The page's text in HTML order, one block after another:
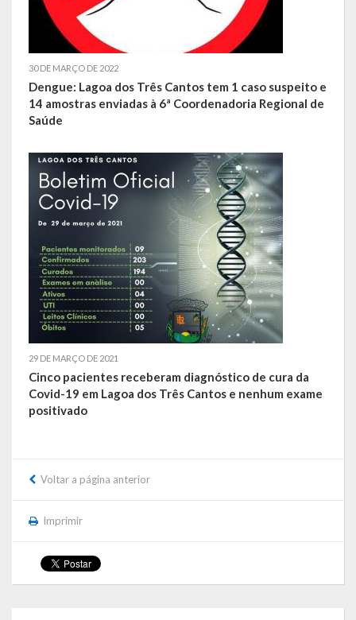
A História da Comunidade Católica Nossa Senhora da Assunção
de Linha Glória
A História da Comunidade Católica São José de Linha Ojeriza
Pontos Turísticos
Gastronomia
Hospedagem
Calendário de Eventos
Galeria de Soberanas
Galeria de Vereadores
Galeria de Fotos
Programas
Covid 19
Planos
SIAFIC
30 DE MARÇO DE 2022
Dengue: Lagoa dos Três Cantos tem 1 caso suspeito e
14 amostras enviadas à 6ª Coordenadoria Regional de
Saúde
29 DE MARÇO DE 2021
Cinco pacientes receberam diagnóstico de cura da
Covid-19 em Lagoa dos Três Cantos e nenhum exame
positivado
Voltar a página anterior
Imprimir